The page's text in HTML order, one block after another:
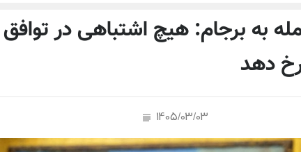
به برجام: هیچ اشتباهی در توافق
رخ دهد
1405/03/03